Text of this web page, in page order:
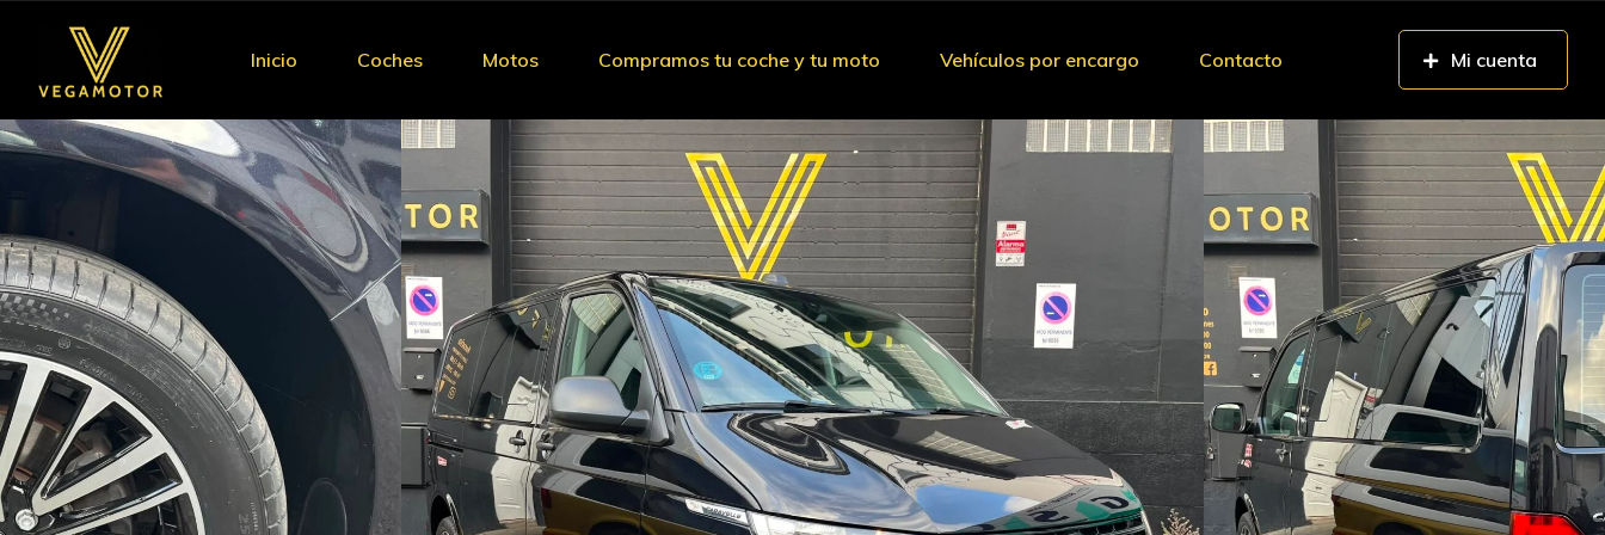
Inicio Coches Motos Compramos tu coche y tu moto Vehículos por encargo Contacto Mi cuenta